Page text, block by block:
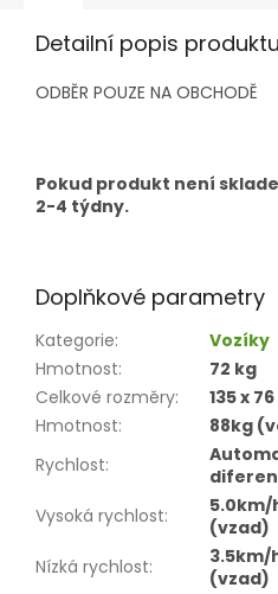
Detailní popis produktu
ODBĚR POUZE NA OBCHODĚ
Pokud produkt není
2-4 týdny.
Doplňkové parametry
Kategorie:
Vozíky
Hmotnost:
72 kg
Celkové rozměry:
135 x
Hmotnost:
88kg
Rychlost:
Vysoká rychlost:
5.0km/
(vzad)
Nízká rychlost:
3.5km/
(vzad)